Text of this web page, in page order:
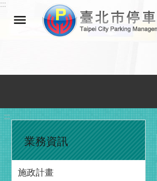
跳到主要內容區塊
:::
:::
業務資訊
施政計畫